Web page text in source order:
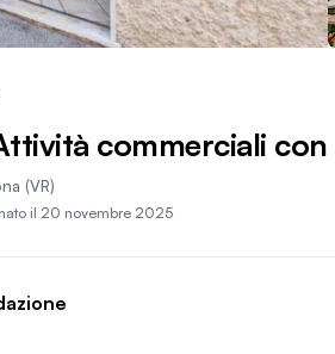
commerciali con
(VR)
il 20 novembre 2025